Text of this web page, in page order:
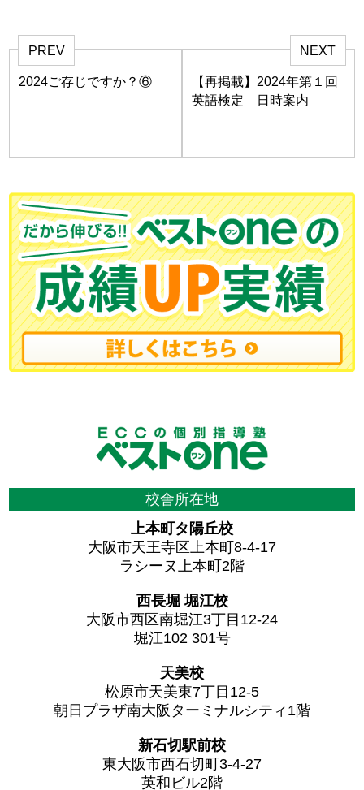
PREV
2024ご存じですか？⑥
NEXT
【再掲載】2024年第１回
英語検定 日時案内
校舎所在地
上本町タ陽丘校
大阪市天王寺区上本町8-4-17
ラシーヌ上本町2階
西長堀 堀江校
大阪市西区南堀江3丁目12-24
堀江102 301号
天美校
松原市天美東7丁目12-5
朝日プラザ南大阪ターミナルシティ1階
新石切駅前校
東大阪市西石切町3-4-27
英和ビル2階